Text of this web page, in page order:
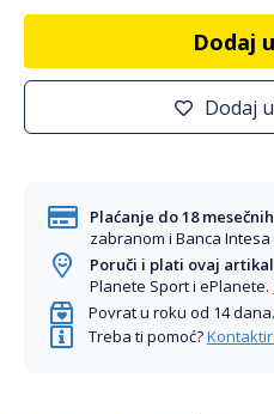
Dodaj
Dodaj
Plaćanje do 18
zabranom i Banca
Poruči i plati ovaj
Planete Sport i ePlanete.
Povrat u roku od 14 dana.
Treba ti pomoć?